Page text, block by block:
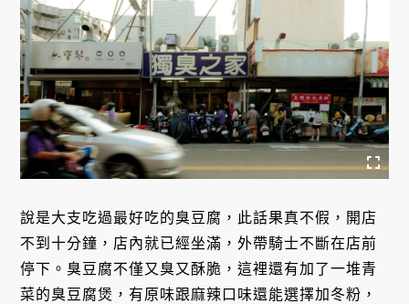
說是大支吃過最好吃的臭豆腐，此話果真不假，開店
不到十分鐘，店內就已經坐滿，外帶騎士不斷在店前
停下。臭豆腐不僅又臭又酥脆，這裡還有加了一堆青
菜的臭豆腐煲，有原味跟麻辣口味還能選擇加冬粉，